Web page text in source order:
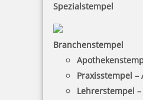
Spezialstempel
Branchenstempel
Praxisstempel –
Lehrerstempel